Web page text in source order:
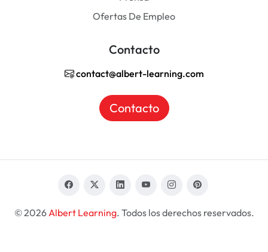
Ofertas De Empleo
Contacto
contact@albert-learning.com
Contacto
© 2026 Albert Learning. Todos los derechos reservados.